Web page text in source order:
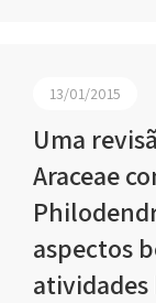
13/01/2015
Uma
Araceae
aspectos